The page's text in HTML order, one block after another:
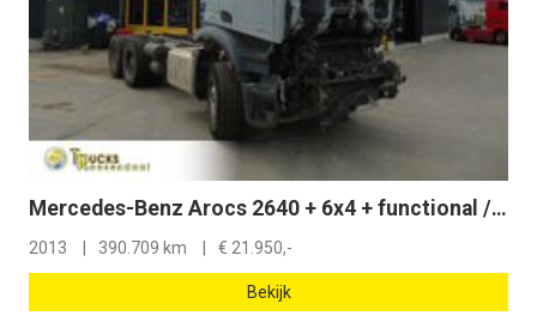
Mercedes-Benz Arocs 2640 + 6x4 + functional / engine good + EURO 6 + Drivabale
2013 390.709 km € 21.950,-
Bekijk